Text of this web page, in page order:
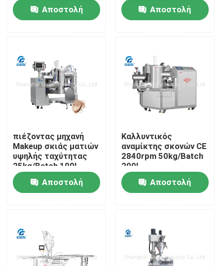
Προϊόντα
Σχετικά με εμάς
Επισκέψεις στο εργοστάσιο
Έλεγχος ποιότητας
Επικοινωνήστε μαζί μας
Υποθέσεις
Μπλογκ
Αποστολή
οθόνη αφής
Αποστολή
πιέζοντας μηχανή
Makeup σκιάς ματιών
υψηλής ταχύτητας
25kg/Batch 100L
Αποστολή
Καλλυντικός
αναμίκτης σκονών CE
2840rpm 50kg/Batch
200L
Αποστολή